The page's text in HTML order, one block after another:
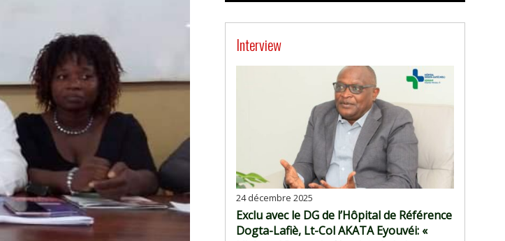
Interview
24 décembre 2025
Exclu avec le DG de l’Hôpital de Référence
Dogta-Lafiè, Lt-Col AKATA Eyouvéi: «